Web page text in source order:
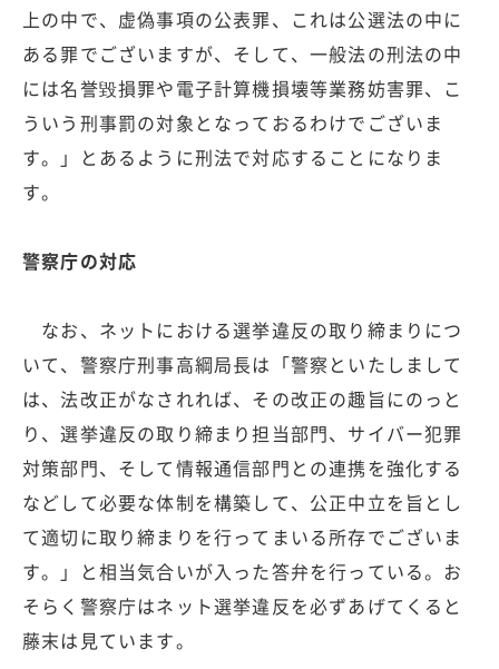
上の中で、虚偽事項の公表罪、これは公選法の中に
ある罪でございますが、そして、一般法の刑法の中
には名誉毀損罪や電子計算機損壊等業務妨害罪、こ
ういう刑事罰の対象となっておるわけでございま
す。」とあるように刑法で対応することになりま
す。
警察庁の対応
なお、ネットにおける選挙違反の取り締まりにつ
いて、警察庁刑事高綱局長は「警察といたしまして
は、法改正がなされれば、その改正の趣旨にのっと
り、選挙違反の取り締まり担当部門、サイバー犯罪
対策部門、そして情報通信部門との連携を強化する
などして必要な体制を構築して、公正中立を旨とし
て適切に取り締まりを行ってまいる所存でございま
す。」と相当気合いが入った答弁を行っている。お
そらく警察庁はネット選挙違反を必ずあげてくると
藤末は見ています。